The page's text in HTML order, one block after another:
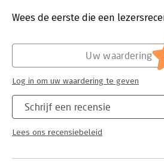
Wees de eerste die een
Schrijf een recensie
Lees ons recensiebeleid
Uw waardering
Log in om uw waardering te geven